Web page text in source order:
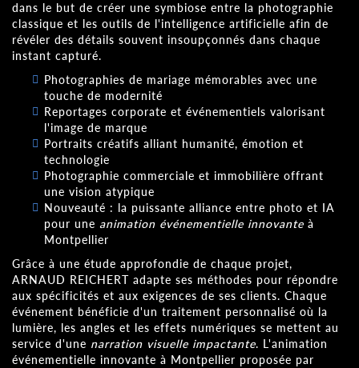
dans le but de créer une symbiose entre la photographie
classique et les outils de l'intelligence artificielle afin de
révéler des détails souvent insoupçonnés dans chaque
instant capturé.
Photographies de mariage mémorables avec une
touche de modernité
Reportages corporate et événementiels valorisant
l'image de marque
Portraits créatifs alliant humanité, émotion et
technologie
Photographie commerciale et immobilière offrant
une vision atypique
Nouveauté : la puissante alliance entre photo et IA
pour une animation événementielle innovante à
Montpellier
Grâce à une étude approfondie de chaque projet,
ARNAUD REICHERT adapte ses méthodes pour répondre
aux spécificités et aux exigences de ses clients. Chaque
événement bénéficie d'un traitement personnalisé où la
lumière, les angles et les effets numériques se mettent au
service d'une narration visuelle impactante. L'animation
événementielle innovante à Montpellier proposée par